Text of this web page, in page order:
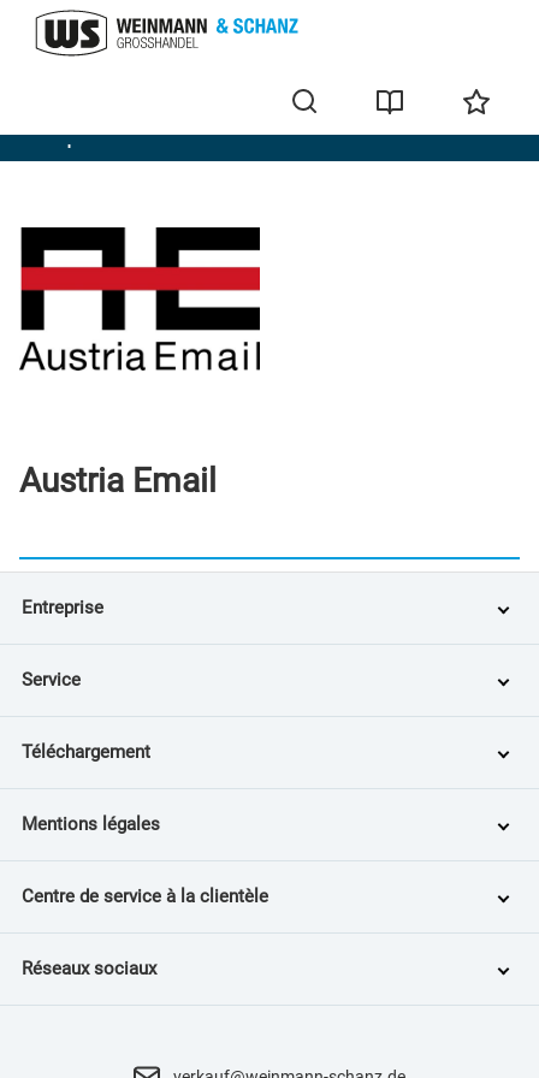
Marques
Austria Email
Entreprise
Service
Téléchargement
Mentions légales
Centre de service à la clientèle
Réseaux sociaux